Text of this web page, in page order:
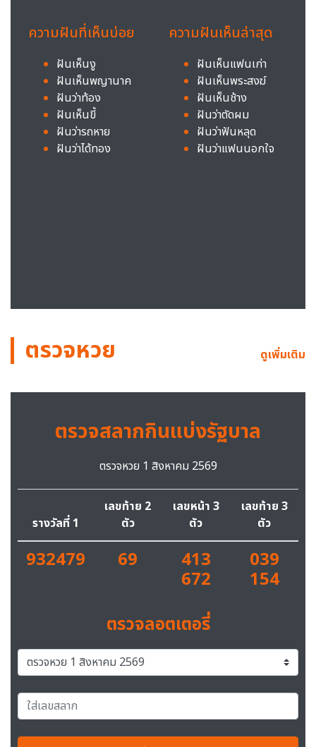
ความฝันที่เห็นบ่อย
ฝันเห็นงู
ฝันเห็นพญานาค
ฝันว่าท้อง
ฝันเห็นขี้
ฝันว่ารถหาย
ฝันว่าได้ทอง
ความฝันเห็นล่าสุด
ฝันเห็นแฟนเก่า
ฝันเห็นพระสงฆ์
ฝันเห็นช้าง
ฝันว่าตัดผม
ฝันว่าฟันหลุด
ฝันว่าแฟนนอกใจ
ตรวจหวย ดูเพิ่มเติม
ตรวจสลากกินแบ่งรัฐบาล
ตรวจหวย 1 สิงหาคม 2569
รางวัลที่ 1
เลขท้าย 2
ตัว
เลขหน้า 3
ตัว
เลขท้าย 3
ตัว
932479 69 413
672
039
154
ตรวจลอตเตอรี่